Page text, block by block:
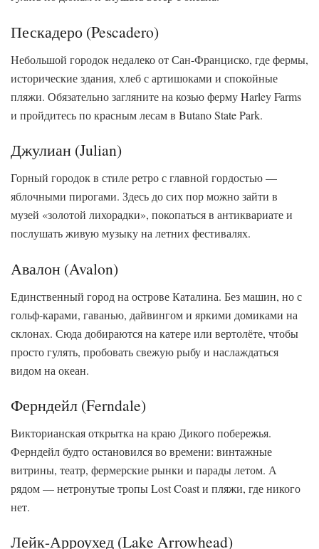
Пескадеро (Pescadero)
Небольшой городок недалеко от Сан-Франциско, где фермы,
исторические здания, хлеб с артишоками и спокойные
пляжи. Обязательно загляните на козью ферму Harley Farms
и пройдитесь по красным лесам в Butano State Park.
Джулиан (Julian)
Горный городок в стиле ретро с главной гордостью —
яблочными пирогами. Здесь до сих пор можно зайти в
музей «золотой лихорадки», покопаться в антиквариате и
послушать живую музыку на летних фестивалях.
Авалон (Avalon)
Единственный город на острове Каталина. Без машин, но с
гольф-карами, гаванью, дайвингом и яркими домиками на
склонах. Сюда добираются на катере или вертолёте, чтобы
просто гулять, пробовать свежую рыбу и наслаждаться
видом на океан.
Ферндейл (Ferndale)
Викторианская открытка на краю Дикого побережья.
Ферндейл будто остановился во времени: винтажные
витрины, театр, фермерские рынки и парады летом. А
рядом — нетронутые тропы Lost Coast и пляжи, где никого
нет.
Лейк-Арроухед (Lake Arrowhead)